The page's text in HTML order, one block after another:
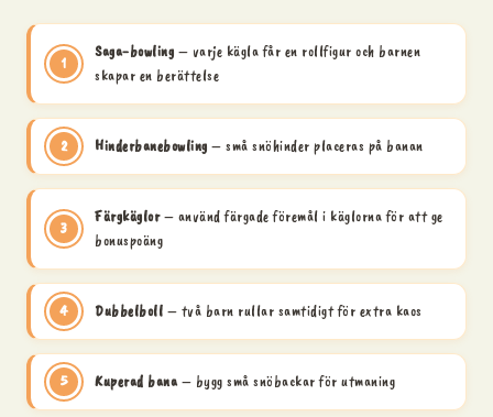
Saga-bowling – varje kägla får en rollfigur och barnen
skapar en berättelse
Hinderbanebowling – små snöhinder placeras på banan
Färgkäglor– använd färgade föremål i käglorna för att ge
bonuspoäng
Dubbelboll – två barn rullar samtidigt för extra kaos
Kuperad bana– bygg små snöbackar för utmaning